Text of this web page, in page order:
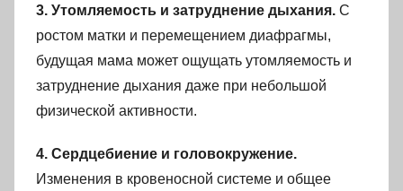
3. Утомляемость и затруднение дыхания. С
ростом матки и перемещением диафрагмы,
будущая мама может ощущать утомляемость и
затруднение дыхания даже при небольшой
физической активности.
4. Сердцебиение и головокружение.
Изменения в кровеносной системе и общее